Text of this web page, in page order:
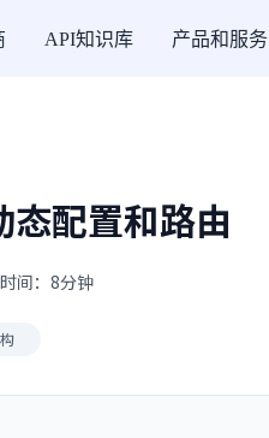
API知识库 产品和服务
配置和路由
间：8分钟